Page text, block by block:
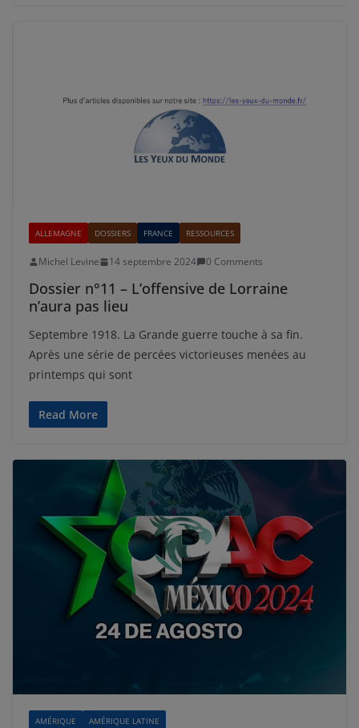
ALLEMAGNE DOSSIERS FRANCE RESSOURCES
Michel Levine 14 septembre 2024 0 Comments
Dossier n°11 – L’offensive de Lorraine
n’aura pas lieu
Septembre 1918. La Grande guerre touche à sa fin.
Après une série de percées victorieuses menées au
printemps qui sont
Read More
AMÉRIQUE AMÉRIQUE LATINE